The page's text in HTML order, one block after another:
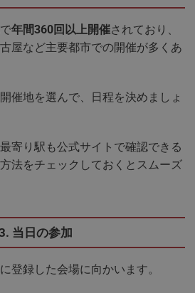
年間360回以上開催されており、
屋など主要都市での開催が多くあ
催地を選んで、日程を決めましょ
寄り駅も公式サイトで確認できる
法をチェックしておくとスムーズ
当日の参加
登録した会場に向かいます。